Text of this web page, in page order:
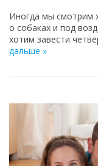
Иногда мы смотрим
о собаках и под
хотим завести
дальше »